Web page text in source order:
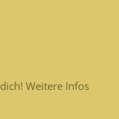
Weitere Infos